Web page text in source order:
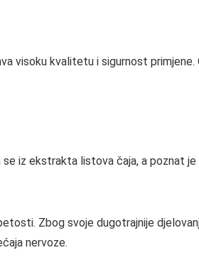
visoku kvalitetu i sigurnost primjene.
iz ekstrakta listova čaja, a poznat
Zbog svoje dugotrajnije
nervoze.